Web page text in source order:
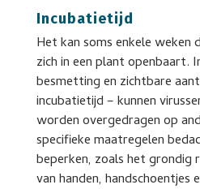
Incubatietijd
Het kan soms enkele weken
zich in een plant openbaart.
besmetting en zichtbare
incubatietijd – kunnen
worden overgedragen op
specifieke maatregelen
beperken, zoals het grondig
van handen, handschoentjes